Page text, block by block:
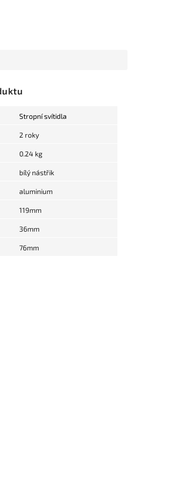
Stropní svítidla
2 roky
0.24 kg
bílý nástřik
aluminium
119mm
36mm
76mm